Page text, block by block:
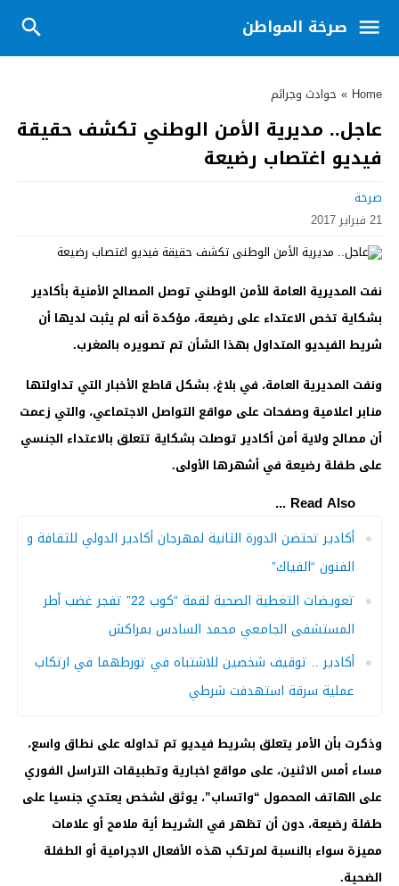
صرخة المواطن
Home
» حوادث وجرائم
عاجل.. مديرية الأمن الوطني تكشف حقيقة
فيديو اغتصاب رضيعة
صرخة
21 فبراير 2017
نفت المديرية العامة للأمن الوطني توصل المصالح الأمنية بأكادير
بشكاية تخص الاعتداء على رضيعة، مؤكدة أنه لم يثبت لديها أن
شريط الفيديو المتداول بهذا الشأن تم تصويره بالمغرب.
ونفت المديرية العامة، في بلاغ، بشكل قاطع الأخبار التي تداولتها
منابر اعلامية وصفحات على مواقع التواصل الاجتماعي، والتي زعمت
أن مصالح ولاية أمن أكادير توصلت بشكاية تتعلق بالاعتداء الجنسي
على طفلة رضيعة في أشهرها الأولى.
Read Also ...
أكادير تحتضن الدورة الثانية لمهرجان أكادير الدولي للثقافة و
الفنون “الفياك”
تعويضات التغطية الصحية لقمة “كوب 22” تفجر غضب أطر
المستشفى الجامعي محمد السادس بمراكش
أكادير .. توقيف شخصين للاشتباه في تورطهما في ارتكاب
عملية سرقة استهدفت شرطي
وذكرت بأن الأمر يتعلق بشريط فيديو تم تداوله على نطاق واسع،
مساء أمس الاثنين، على مواقع اخبارية وتطبيقات التراسل الفوري
على الهاتف المحمول “واتساب”، يوثق لشخص يعتدي جنسيا على
طفلة رضيعة، دون أن تظهر في الشريط أية ملامح أو علامات
مميزة سواء بالنسبة لمرتكب هذه الأفعال الاجرامية أو الطفلة
الضحية.